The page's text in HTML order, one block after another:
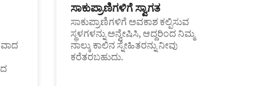
ಸಾಕುಪ್ರಾಣಿಗಳಿಗೆ ಸ್ವಾಗತ
ಸಾಕುಪ್ರಾಣಿಗಳಿಗೆ ಅವಕಾಶ ಕಲ್ಪಿಸುವ
ಸ್ಥಳಗಳನ್ನು ಅನ್ವೇಷಿಸಿ, ಆದ್ದರಿಂದ ನಿಮ್ಮ
ನಾಲ್ಕು ಕಾಲಿನ ಸ್ನೇಹಿತರನ್ನು ನೀವು
ಕರೆತರಬಹುದು.